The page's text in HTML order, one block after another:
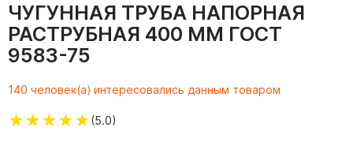
ЧУГУННАЯ ТРУБА НАПОРНАЯ
РАСТРУБНАЯ 400 ММ ГОСТ
9583-75
140 человек(а) интересовались данным товаром
★★★★★(5.0)